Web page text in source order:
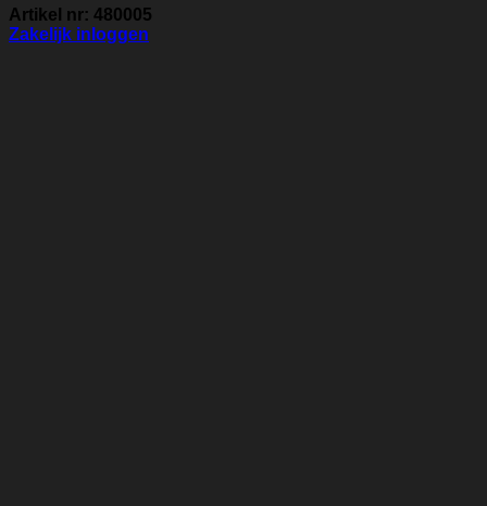
Artikel nr: 480005
Zakelijk inloggen